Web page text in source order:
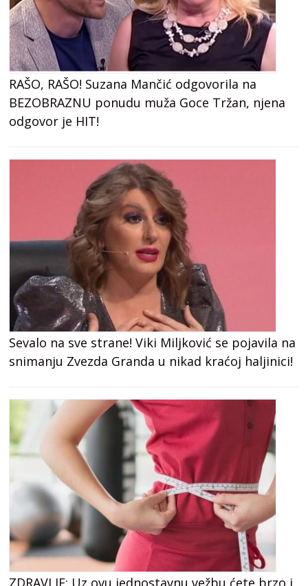
RAŠO, RAŠO! Suzana Mančić odgovorila na
BEZOBRAZNU ponudu muža Goce Tržan, njena
odgovor je HIT!
Sevalo na sve strane! Viki Miljković se pojavila na
snimanju Zvezda Granda u nikad kraćoj haljinici!
ZDRAVLJE: Uz ovu jednostavnu vežbu ćete brzo i